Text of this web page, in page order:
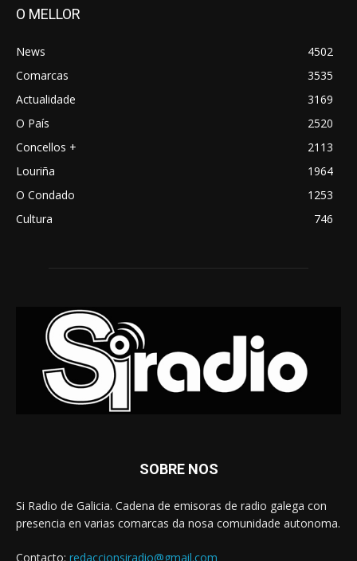
O MELLOR
News
4502
Comarcas
3535
Actualidade
3169
O País
2520
Concellos +
2113
Louriña
1964
O Condado
1253
Cultura
746
SOBRE NOS
Si Radio de Galicia. Cadena de emisoras de radio galega con
presencia en varias comarcas da nosa comunidade autonoma.
Contacto: redaccionsiradio@gmail.com